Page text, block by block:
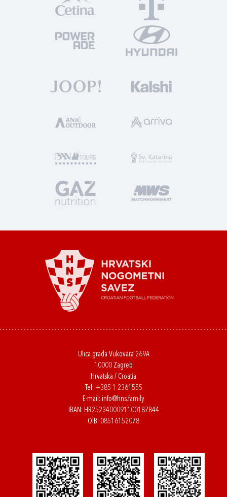
Ulica grada Vukovara 269A
10000 Zagreb
Hrvatska / Croatia
Tel: +385 1 2361555
E-mail: info@hns.family
IBAN: HR2523400091100187844
OIB: 08516152078